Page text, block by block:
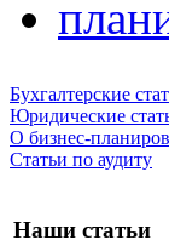
Бухгалтерские
Юридические
О бизнес-
Статьи по аудиту
Наши статьи